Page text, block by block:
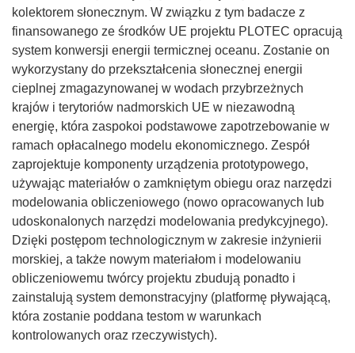
kolektorem słonecznym. W związku z tym badacze z
finansowanego ze środków UE projektu PLOTEC opracują
system konwersji energii termicznej oceanu. Zostanie on
wykorzystany do przekształcenia słonecznej energii
cieplnej zmagazynowanej w wodach przybrzeżnych
krajów i terytoriów nadmorskich UE w niezawodną
energię, która zaspokoi podstawowe zapotrzebowanie w
ramach opłacalnego modelu ekonomicznego. Zespół
zaprojektuje komponenty urządzenia prototypowego,
używając materiałów o zamkniętym obiegu oraz narzędzi
modelowania obliczeniowego (nowo opracowanych lub
udoskonalonych narzędzi modelowania predykcyjnego).
Dzięki postępom technologicznym w zakresie inżynierii
morskiej, a także nowym materiałom i modelowaniu
obliczeniowemu twórcy projektu zbudują ponadto i
zainstalują system demonstracyjny (platformę pływającą,
która zostanie poddana testom w warunkach
kontrolowanych oraz rzeczywistych).